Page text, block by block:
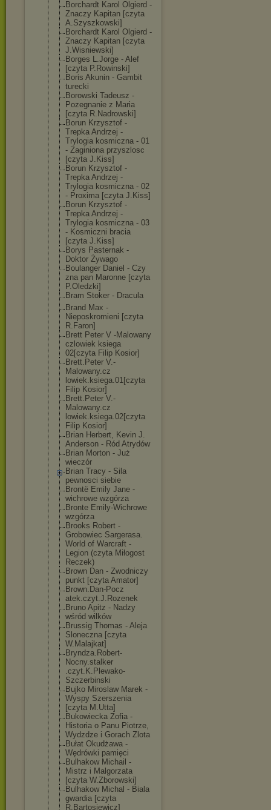
Borchardt Karol Olgierd -
Znaczy Kapitan [czyta
A.Szyszkowski]
Borchardt Karol Olgierd -
Znaczy Kapitan [czyta
J.Wisniewski]
Borges L.Jorge - Alef
[czyta P.Rowinski]
Boris Akunin - Gambit
turecki
Borowski Tadeusz -
Pozegnanie z Maria
[czyta R.Nadrowski]
Borun Krzysztof -
Trepka Andrzej -
Trylogia kosmiczna - 01
- Zaginiona przyszlosc
[czyta J.Kiss]
Borun Krzysztof -
Trepka Andrzej -
Trylogia kosmiczna - 02
- Proxima [czyta J.Kiss]
Borun Krzysztof -
Trepka Andrzej -
Trylogia kosmiczna - 03
- Kosmiczni bracia
[czyta J.Kiss]
Borys Pasternak -
Doktor Żywago
Boulanger Daniel - Czy
zna pan Maronne [czyta
P.Oledzki]
Bram Stoker - Dracula
Brand Max -
Nieposkromieni [czyta
R.Faron]
Brett Peter V -Malowany
czlowiek ksiega
02[czyta Filip Kosior]
Brett.Peter V.-
Malowany.cz
lowiek.ksiega.01[czyta
Filip Kosior]
Brett.Peter V.-
Malowany.cz
lowiek.ksiega.02[czyta
Filip Kosior]
Brian Herbert, Kevin J.
Anderson - Ród Atrydów
Brian Morton - Już
wieczór
Brian Tracy - Sila
pewnosci siebie
Brontë Emily Jane -
wichrowe wzgórza
Bronte Emily-Wichrowe
wzgórza
Brooks Robert -
Grobowiec Sargerasa.
World of Warcraft -
Legion (czyta Miłogost
Reczek)
Brown Dan - Zwodniczy
punkt [czyta Amator]
Brown.Dan-Pocz
atek.czyt.J.Rozenek
Bruno Apitz - Nadzy
wśród wilków
Brussig Thomas - Aleja
Sloneczna [czyta
W.Malajkat]
Bryndza.Robert-
Nocny.stalker
.czyt.K.Plewako-
Szczerbinski
Bujko Miroslaw Marek -
Wyspy Szerszenia
[czyta M.Utta]
Bukowiecka Zofia -
Historia o Panu Piotrze,
Wydzdze i Gorach Zlota
Bułat Okudżawa -
Wędrówki pamięci
Bulhakow Michail -
Mistrz i Malgorzata
[czyta W.Zborowski]
Bulhakow Michal - Biala
gwardia [czyta
R.Bartosiewicz]